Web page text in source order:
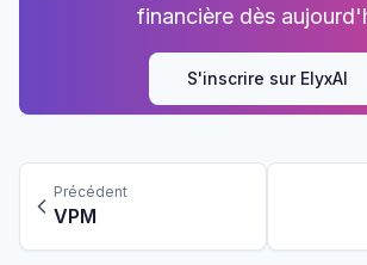
financière dès
S'inscrire sur ElyxAI
Précédent
VPM